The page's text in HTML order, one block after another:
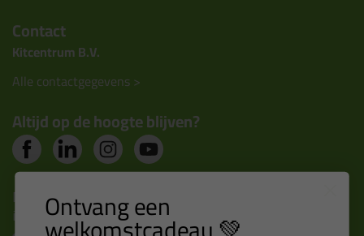
Contact
Kitcentrum B.V.
Alle contactgegevens >
Altijd op de hoogte blijven?
Nieuws, tips en exclusieve deals rechtstreeks in je
inbox Ontvang een